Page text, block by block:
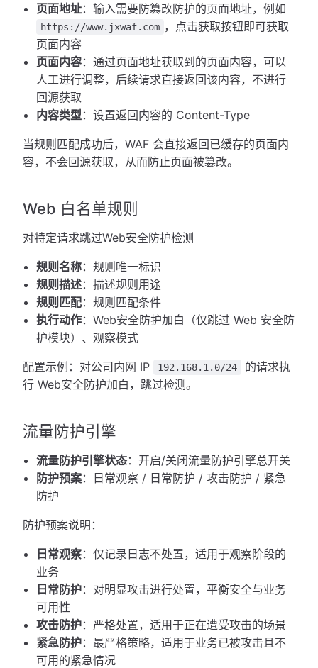
页面地址：输入需要防篡改防护的页面地址，例如
https://www.jxwaf.com ，点击获取按钮即可获取
页面内容
页面内容：通过页面地址获取到的页面内容，可以
人工进行调整，后续请求直接返回该内容，不进行
回源获取
内容类型 ：设置返回内容的 Content-Type
当规则匹配成功后，WAF 会直接返回已缓存的页面内
容，不会回源获取，从而防止页面被篡改。
Web 白名单规则
对特定请求跳过Web安全防护检测
规则名称：规则唯一标识
规则描述：描述规则用途
规则匹配：规则匹配条件
执行动作：Web安全防护加白（仅跳过 Web 安全防
护模块）、观察模式
配置示例：对公司内网 IP 192.168.1.0/24
的请求执
行 Web安全防护加白，跳过检测。
流量防护引擎
流量防护引擎状态：开启/关闭流量防护引擎总开关
防护预案：日常观察 / 日常防护 / 攻击防护 / 紧急
防护
防护预案说明：
日常观察：仅记录日志不处置，适用于观察阶段的
业务
日常防护：对明显攻击进行处置，平衡安全与业务
可用性
攻击防护：严格处置，适用于正在遭受攻击的场景
紧急防护：最严格策略，适用于业务已被攻击且不
可用的紧急情况